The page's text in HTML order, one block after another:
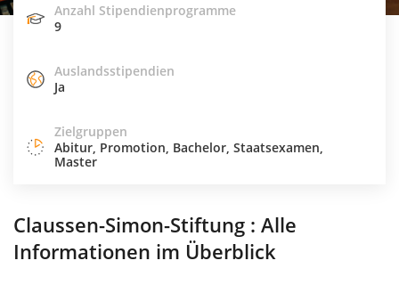
Anzahl Stipendienprogramme
9
Auslandsstipendien
Ja
Zielgruppen
Abitur, Promotion, Bachelor, Staatsexamen,
Master
Claussen-Simon-Stiftung : Alle
Informationen im Überblick